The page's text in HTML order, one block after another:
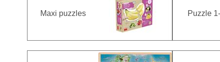
Maxi puzzles Puzzle